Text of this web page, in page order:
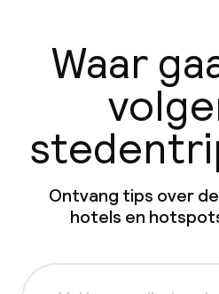
Waar
Ontvang tips over
hotels en